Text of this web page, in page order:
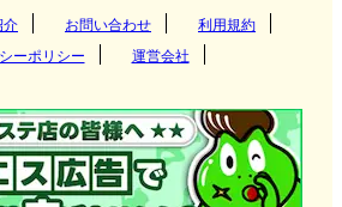
介 お問い合わせ
利用規約
ーポリシー
運営会社